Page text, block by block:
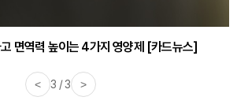
고 면역력 높이는 4가지 영양제 [카드뉴스]
< 3 / 3 >